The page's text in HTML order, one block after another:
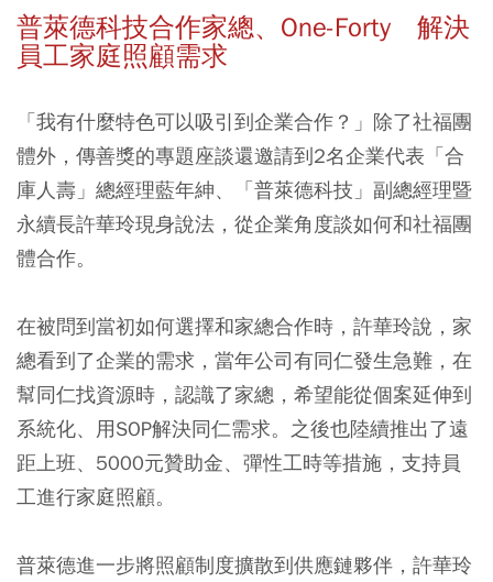
普萊德科技合作家總、One-Forty 解決
員工家庭照顧需求
「我有什麼特色可以吸引到企業合作？」除了社福團
體外，傳善獎的專題座談還邀請到2名企業代表「合
庫人壽」總經理藍年紳、「普萊德科技」副總經理暨
永續長許華玲現身說法，從企業角度談如何和社福團
體合作。
在被問到當初如何選擇和家總合作時，許華玲說，家
總看到了企業的需求，當年公司有同仁發生急難，在
幫同仁找資源時，認識了家總，希望能從個案延伸到
系統化、用SOP解決同仁需求。之後也陸續推出了遠
距上班、5000元贊助金、彈性工時等措施，支持員
工進行家庭照顧。
普萊德進一步將照顧制度擴散到供應鏈夥伴，許華玲